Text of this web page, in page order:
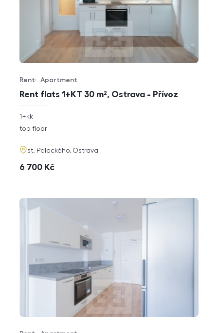
Rent flats 1+KT 30 m², Ostrava - Přívoz
Offer type
Rent
Property type
Apartment
rozměry
disposition
1+kk
funkce
top floor
adresa
st. Palackého, Ostrava
cena
6 700 Kč